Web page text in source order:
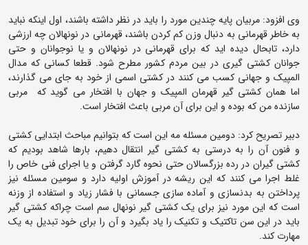
وی افزود: مربیان پایه چندین مورد را باید در نظر داشته باشند، اول اینکه نباید
به خاطر قهرمانی به دنبال وزن کم کردن باشند، قهرمانی در نونهالان چه ارزشی
دارد، تابحال دیده اید که برای قهرمانی در نونهالان و یا نوجوانان و حتی
جوانان کشتی گیری در بین مردم کشور مطرح شود. قطعا کسانی که مدال
المپیک و جهانی کسب می کنند در کشتی اسمی از خود به جای می گذارند،
اما همان کشتی گیر قهرمان المپیک و جهان با افتخار می گوید که مربی
سازنده من که بوده و این برای آن مربی باعث افتخار است.
دبیر تصریح کرد: دومین مسئله مه این است که بتوانیم مباحث ابتدایی کشتی
و فنون آن را به درستی به کشتی گیر انتقال دهیم، بارها شاهد بودیم که
کشتی گیران در رده بزرگسالان حتی نحوه گارد گرفتن و یا اجرای فنی خاص را
غلط اجرا می کنند که این ریشه در آموزش اولیه دارد و سومین مسئله نیز
پرداختن به بدنسازی و آماده سازی جسمانی با فشار زیاد و استفاده از وزنه
است که این مورد نیز برای یک کشتی گیر نونهال سم است چراکه کشتی گیر
باید در این سن تاکتیک و تکنیک را یاد بگیرد و آن را برای خود تبدیل به یک
مهارت کند.